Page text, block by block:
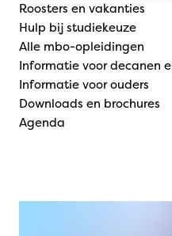
Roosters en vakanties
Hulp bij studiekeuze
Alle mbo-opleidingen
Informatie voor decanen
Informatie voor ouders
Downloads en brochures
Agenda